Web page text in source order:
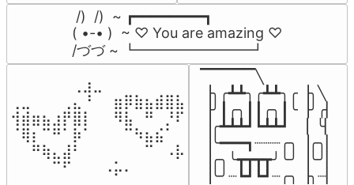
/)  /)  ~ ┏━━━━━━━━┓
( •-• )  ~ ♡ You are amazing ♡
/づづ ~ ┗━━━━━━━━┛
⠀⠀⠀⠀⠀⠀⢀⣰⣀⠀⠀⠀⠀⠀⠀⠀⠀
⢀⣀⠀⠀⠀⢀⣄⠘⠀⠀⣶⡿⣷⣦⣾⣿⣧
⢺⣾⣶⣦⣰⡟⣿⡇⠀⠀⠻⣧⠀⠛⠀⡘⠏
⠈⢿⡆⠉⠛⠁⡷⠁⠀⠀⠀⠉⠳⣦⣮⠁⠀
⠀⠀⠛⢷⣄⣼⠃⠀⠀⠀⠀⠀⠀⠉⠀⠠⡧
⠀⠀⠀⠀⠉⠋⠀⠀⠀⠠⡥⠄⠀⠀⠀⠀⠀
▔▔▔▔▔╲
▕╮╭┻┻╮╭┻┻╮╭▕╮╲
▕╯┃╭╮┃┃╭╮┃╰▕╯╭▏
▕╭┻┻┻┛┗┻┻┛  ▕  ╰▏
▕╰━━━┓┈┈┈╭╮▕╭╮▏
▕╭╮╰┳┳┳┳╯╰╯▕╰╯▏
▕╰╯┈┗┛┗┛┈╭╮▕╮┈▏